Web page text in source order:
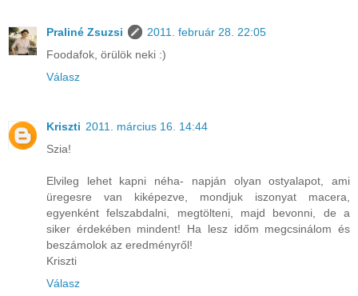
Praliné Zsuzsi
2011. február 28. 22:05
Foodafok, örülök neki :)
Válasz
Kriszti 2011. március 16. 14:44
Szia!
Elvileg lehet kapni néha- napján olyan ostyalapot, ami
üregesre van kiképezve, mondjuk iszonyat macera,
egyenként felszabdalni, megtölteni, majd bevonni, de a
siker érdekében mindent! Ha lesz időm megcsinálom és
beszámolok az eredményről!
Kriszti
Válasz